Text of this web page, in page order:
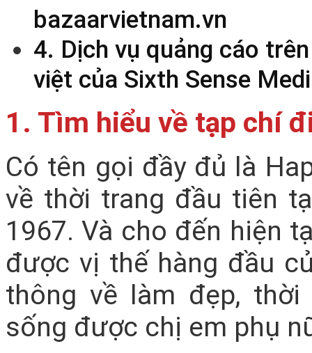
bazaarvietnam.vn
4. Dịch vụ quảng cáo
việt của Sixth Sense
1. Tìm hiểu về tạp chí
Có tên gọi đầy đủ là
về thời trang đầu tiên
1967. Và cho đến hiện
được vị thế hàng đầu
thông về làm đẹp,
sống được chị em phụ